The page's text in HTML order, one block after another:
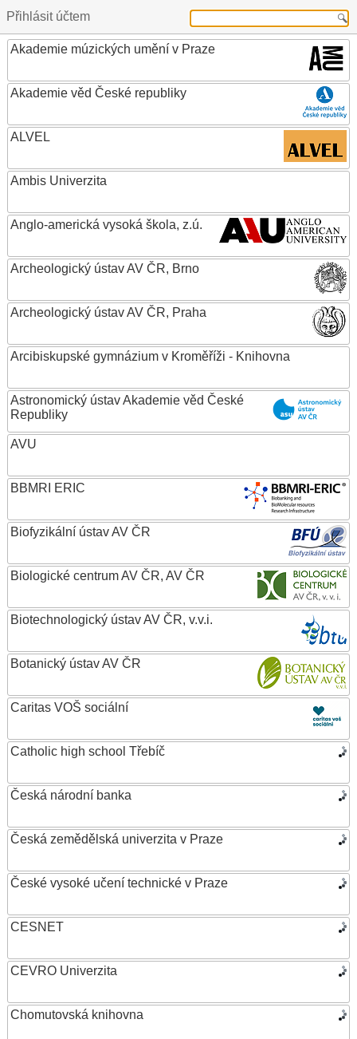
Přihlásit účtem
Akademie múzických umění v Praze
Akademie věd České republiky
ALVEL
Ambis Univerzita
Anglo-americká vysoká škola, z.ú.
Archeologický ústav AV ČR, Brno
Archeologický ústav AV ČR, Praha
Arcibiskupské gymnázium v Kroměříži - Knihovna
Astronomický ústav Akademie věd České
Republiky
AVU
BBMRI ERIC
Biofyzikální ústav AV ČR
Biologické centrum AV ČR, AV ČR
Biotechnologický ústav AV ČR, v.v.i.
Botanický ústav AV ČR
Caritas VOŠ sociální
Catholic high school Třebíč
Česká národní banka
Česká zemědělská univerzita v Praze
České vysoké učení technické v Praze
CESNET
CEVRO Univerzita
Chomutovská knihovna